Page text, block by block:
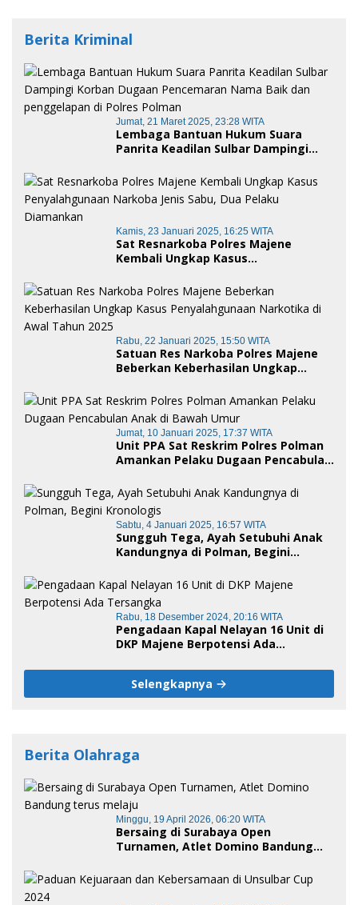
Berita Kriminal
Jumat, 21 Maret 2025, 23:28 WITA
Lembaga Bantuan Hukum Suara
Panrita Keadilan Sulbar Dampingi
Baik dan penggelapan di Polres
Polman
Kamis, 23 Januari 2025, 16:25 WITA
Sat Resnarkoba Polres Majene
Kembali Ungkap Kasus
Dua Pelaku Diamankan
Rabu, 22 Januari 2025, 15:50 WITA
Satuan Res Narkoba Polres Majene
Beberkan Keberhasilan Ungkap
Awal Tahun 2025
Jumat, 10 Januari 2025, 17:37 WITA
Unit PPA Sat Reskrim Polres Polman
Amankan Pelaku Dugaan Pencabulan
Sabtu, 4 Januari 2025, 16:57 WITA
Sungguh Tega, Ayah Setubuhi Anak
Kandungnya di Polman, Begini
Rabu, 18 Desember 2024, 20:16 WITA
Pengadaan Kapal Nelayan 16 Unit di
DKP Majene Berpotensi Ada
Selengkapnya
Berita Olahraga
Minggu, 19 April 2026, 06:20 WITA
Bersaing di Surabaya Open
Turnamen, Atlet Domino Bandung